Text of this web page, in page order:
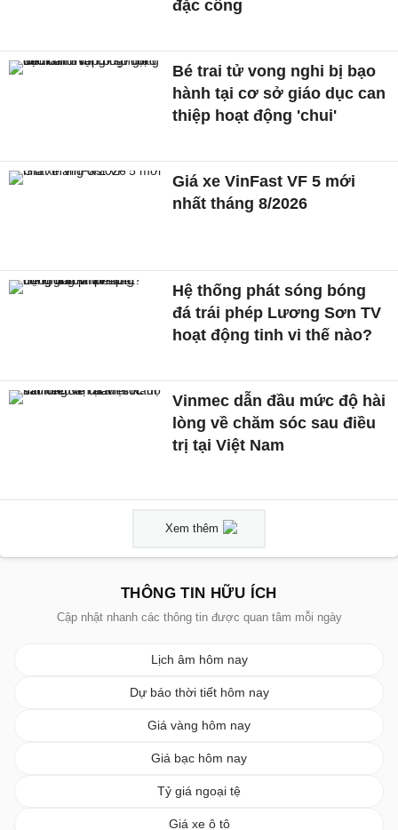
đặc công
Bé trai tử vong nghi bị bạo
hành tại cơ sở giáo dục can
thiệp hoạt động 'chui'
Giá xe VinFast VF 5 mới
nhất tháng 8/2026
Hệ thống phát sóng bóng
đá trái phép Lương Sơn TV
hoạt động tinh vi thế nào?
Vinmec dẫn đầu mức độ hài
lòng về chăm sóc sau điều
trị tại Việt Nam
Xem thêm
THÔNG TIN HỮU ÍCH
Cập nhật nhanh các thông tin được quan tâm mỗi ngày
Lịch âm hôm nay
Dự báo thời tiết hôm nay
Giá vàng hôm nay
Giá bạc hôm nay
Tỷ giá ngoại tệ
Giá xe ô tô